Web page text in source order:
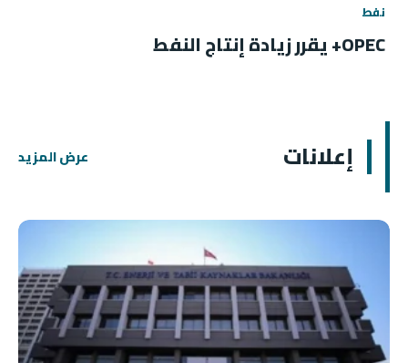
نفط
OPEC+ يقرر زيادة إنتاج النفط
إعلانات عرض المزيد